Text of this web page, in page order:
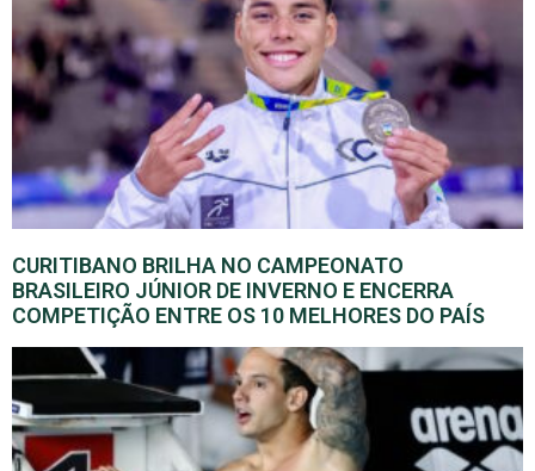
CURITIBANO BRILHA NO CAMPEONATO
BRASILEIRO JÚNIOR DE INVERNO E ENCERRA
COMPETIÇÃO ENTRE OS 10 MELHORES DO PAÍS